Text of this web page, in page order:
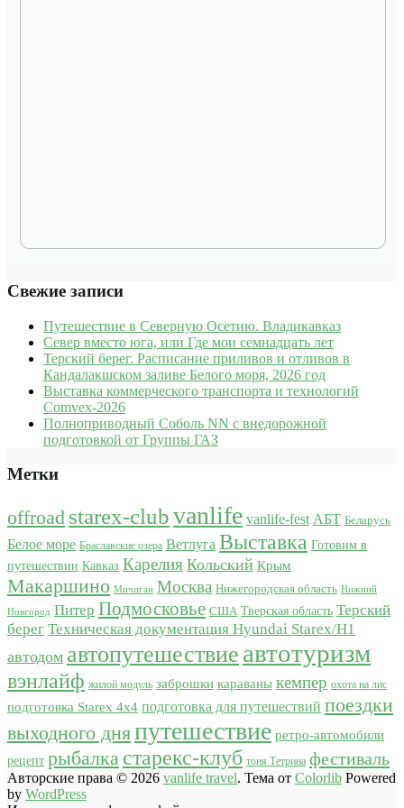
Свежие записи
Путешествие в Северную Осетию. Владикавказ
Север вместо юга, или Где мои семнадцать лет
Терский берег. Расписание приливов и отливов в
Кандалакшском заливе Белого моря, 2026 год
Выставка коммерческого транспорта и технологий
Comvex-2026
Полноприводный Соболь NN с внедорожной
подготовкой от Группы ГАЗ
Метки
offroad starex-clubvanlife vanlife-fest АБТ Беларусь
Белое море Браславские озера Ветлуга Выставка Готовим в
путешествии Кавказ Карелия Кольский Крым
Макаршино Мичиган Москва Нижегородская область Нижний
Новгород Питер Подмосковье США Тверская область Терский
берег Техническая документация Hyundai Starex/H1
автодом автопутешествие автотуризм
вэнлайф жилой модуль заброшки караваны кемпер охота на лис
подготовка Starex 4x4 подготовка для путешествий поездки
выходного дняпутешествие ретро-автомобили
рецепт рыбалка старекс-клуб тоня Тетрина фестиваль
Авторские права © 2026 vanlife travel. Тема от Colorlib Powered
by WordPress